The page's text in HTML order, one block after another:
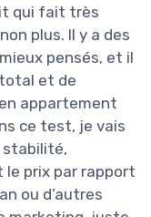
qui fait très
plus. Il y a des
pensés, et il
et de
appartement
ce test, je vais
stabilité,
le prix par rapport
ou d’autres